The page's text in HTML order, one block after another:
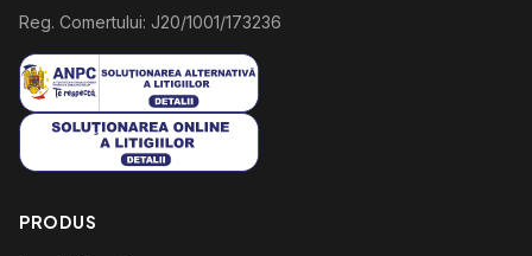
Reg. Comertului: J20/1001/173236
PRODUS